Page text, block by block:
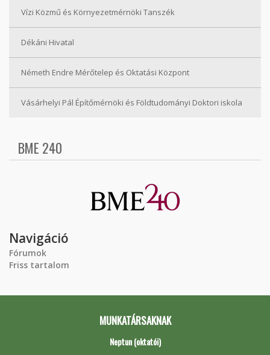
Vízi Közmű és Környezetmérnöki Tanszék
Dékáni Hivatal
Németh Endre Mérőtelep és Oktatási Központ
Vásárhelyi Pál Építőmérnöki és Földtudományi Doktori iskola
BME 240
Navigáció
Fórumok
Friss tartalom
MUNKATÁRSAKNAK
Neptun (oktatói)